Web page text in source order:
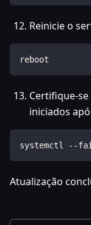
Reinicie o
reboot
Certifique-
iniciados
systemctl --
Atualização